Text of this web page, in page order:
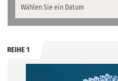
REIHE 1